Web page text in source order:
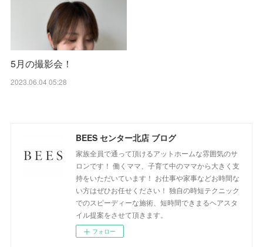
5月の撮影会！
2023.06.04 05:28
BEES センター北店 ブログ
家族全員で通って頂けるアットホームな雰囲気のサ
ロンです！ 働くママ、子育て中のママから大きく支
持をいただいています！ お仕事や家事などお時間な
い方はぜひお任せください！ 独自の時短テクニック
でのスピーディーな施術、短時間できまるヘアスタ
イル提案をさせて頂きます。
フォロー